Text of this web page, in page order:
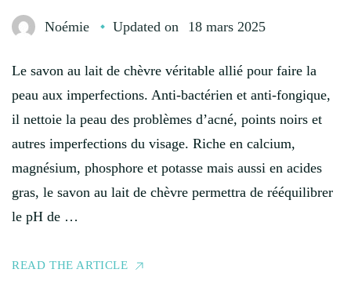
Noémie Updated on 18 mars 2025
Le savon au lait de chèvre véritable allié pour faire la
peau aux imperfections. Anti-bactérien et anti-fongique,
il nettoie la peau des problèmes d’acné, points noirs et
autres imperfections du visage. Riche en calcium,
magnésium, phosphore et potasse mais aussi en acides
gras, le savon au lait de chèvre permettra de rééquilibrer
le pH de …
READ THE ARTICLE